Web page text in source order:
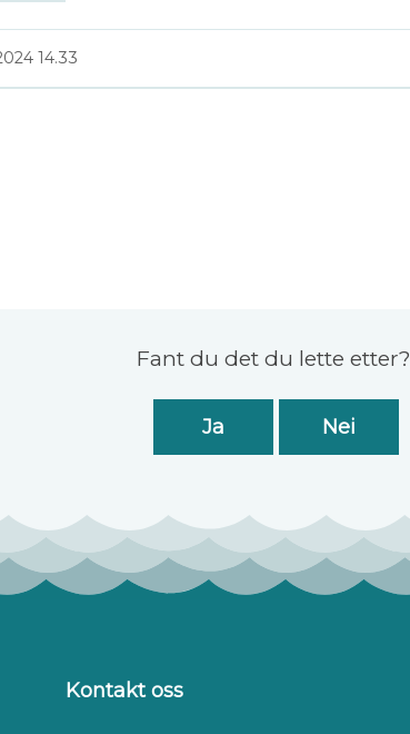
14.33
Fant du det du lette etter?
Ja Nei
Kontakt oss